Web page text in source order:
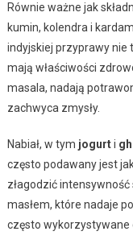
Równie ważne jak
kumin, kolendra i
indyjskiej przyprawy nie
mają właściwości
masala, nadają
zachwyca zmysły.
Nabiał, w tym jogurti
często podawany jest
złagodzić
masłem, które nadaje
często wykorzystywane